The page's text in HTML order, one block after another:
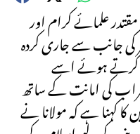
علمائے کرام اور
کی جانب سے جاری کردہ
کرتے ہوئے اسے
کی امانت کے ساتھ
کہنا ہے کہ مولانا نے